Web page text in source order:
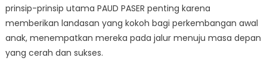
prinsip-prinsip utama PAUD PASER penting karena
memberikan landasan yang kokoh bagi perkembangan awal
anak, menempatkan mereka pada jalur menuju masa depan
yang cerah dan sukses.